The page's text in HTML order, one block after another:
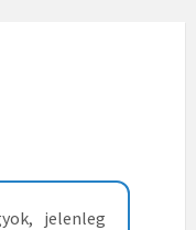
jelenleg